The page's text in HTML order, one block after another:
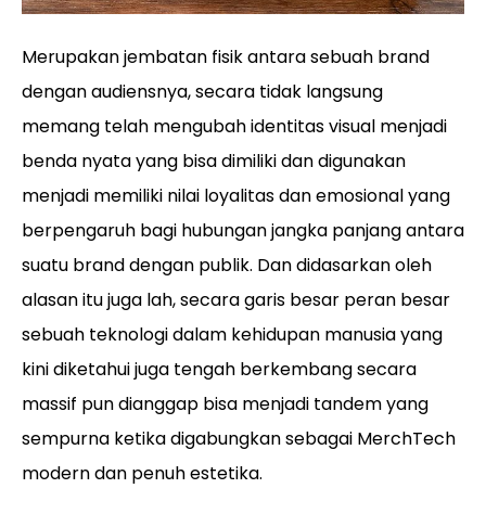
Merupakan jembatan fisik antara sebuah brand
dengan audiensnya, secara tidak langsung
memang telah mengubah identitas visual menjadi
benda nyata yang bisa dimiliki dan digunakan
menjadi memiliki nilai loyalitas dan emosional yang
berpengaruh bagi hubungan jangka panjang antara
suatu brand dengan publik. Dan didasarkan oleh
alasan itu juga lah, secara garis besar peran besar
sebuah teknologi dalam kehidupan manusia yang
kini diketahui juga tengah berkembang secara
massif pun dianggap bisa menjadi tandem yang
sempurna ketika digabungkan sebagai MerchTech
modern dan penuh estetika.